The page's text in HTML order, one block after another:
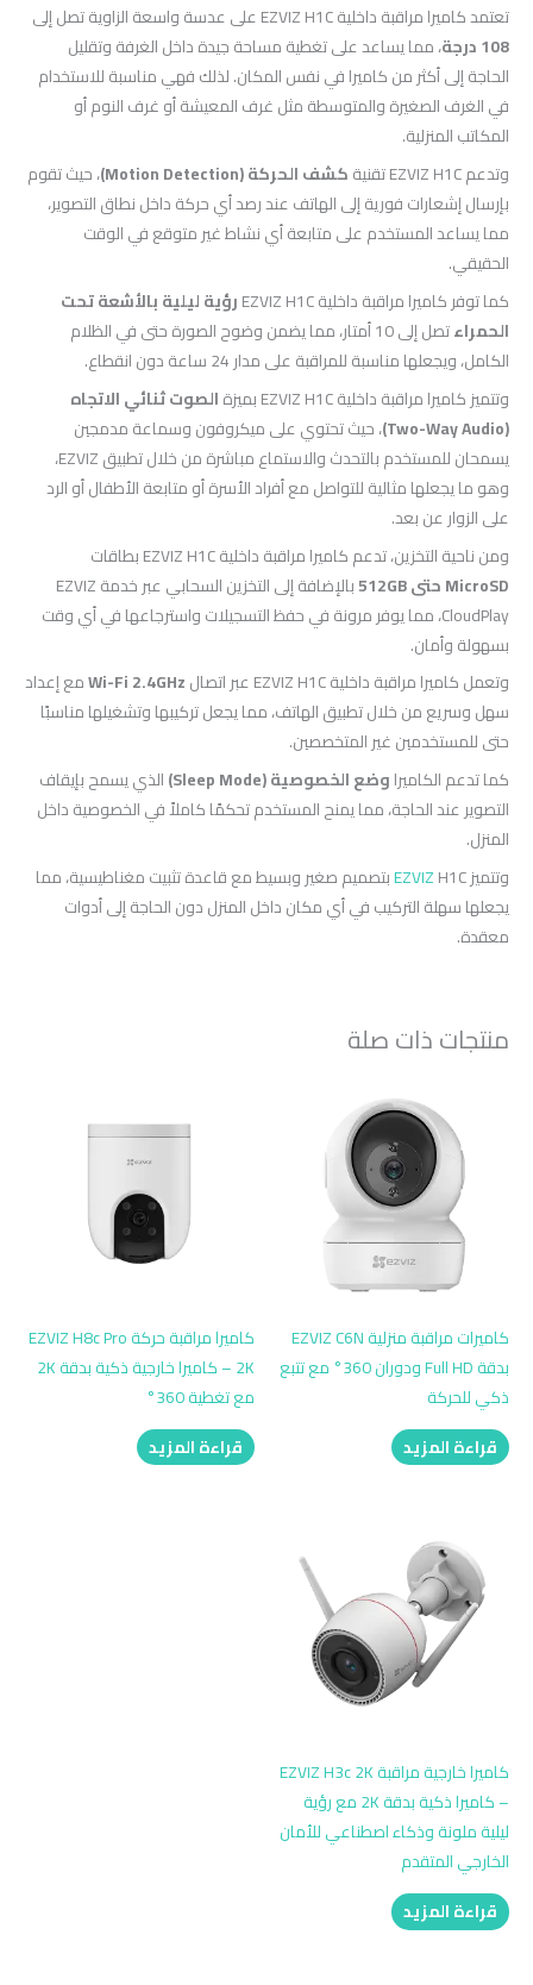
تعتمد كاميرا مراقبة داخلية EZVIZ H1C على عدسة واسعة الزاوية تصل إلى
108 درجة
، مما يساعد على تغطية مساحة جيدة داخل الغرفة وتقليل
الحاجة إلى أكثر من كاميرا في نفس المكان. لذلك فهي مناسبة للاستخدام
في الغرف الصغيرة والمتوسطة مثل غرف المعيشة أو غرف النوم أو
المكاتب المنزلية.
وتدعم EZVIZ H1C تقنية
كشف الحركة (Motion Detection)
، حيث تقوم
بإرسال إشعارات فورية إلى الهاتف عند رصد أي حركة داخل نطاق التصوير،
مما يساعد المستخدم على متابعة أي نشاط غير متوقع في الوقت
الحقيقي.
كما توفر كاميرا مراقبة داخلية EZVIZ H1C
رؤية ليلية بالأشعة تحت
الحمراء
تصل إلى 10 أمتار، مما يضمن وضوح الصورة حتى في الظلام
الكامل، ويجعلها مناسبة للمراقبة على مدار 24 ساعة دون انقطاع.
وتتميز كاميرا مراقبة داخلية EZVIZ H1C بميزة
الصوت ثنائي الاتجاه
(Two-Way Audio)
، حيث تحتوي على ميكروفون وسماعة مدمجين
يسمحان للمستخدم بالتحدث والاستماع مباشرة من خلال تطبيق EZVIZ،
وهو ما يجعلها مثالية للتواصل مع أفراد الأسرة أو متابعة الأطفال أو الرد
على الزوار عن بعد.
ومن ناحية التخزين، تدعم كاميرا مراقبة داخلية EZVIZ H1C بطاقات
MicroSD حتى 512GB
بالإضافة إلى التخزين السحابي عبر خدمة EZVIZ
CloudPlay، مما يوفر مرونة في حفظ التسجيلات واسترجاعها في أي وقت
بسهولة وأمان.
وتعمل كاميرا مراقبة داخلية EZVIZ H1C عبر اتصال
Wi-Fi 2.4GHzمع إعداد
سهل وسريع من خلال تطبيق الهاتف، مما يجعل تركيبها وتشغيلها مناسبًا
حتى للمستخدمين غير المتخصصين.
كما تدعم الكاميراوضع الخصوصية (Sleep Mode)
الذي يسمح بإيقاف
التصوير عند الحاجة، مما يمنح المستخدم تحكمًا كاملاً في الخصوصية داخل
المنزل.
وتتميز
EZVIZH1C بتصميم صغير وبسيط مع قاعدة تثبيت مغناطيسية، مما
يجعلها سهلة التركيب في أي مكان داخل المنزل دون الحاجة إلى أدوات
معقدة.
منتجات ذات صلة
كاميرات مراقبة منزلية EZVIZ C6N
بدقة Full HD ودوران 360° مع تتبع
ذكي للحركة
قراءة المزيد
كاميرا مراقبة حركة EZVIZ H8c Pro
2K – كاميرا خارجية ذكية بدقة 2K
مع تغطية 360°
قراءة المزيد
كاميرا خارجية مراقبة EZVIZ H3c 2K
– كاميرا ذكية بدقة 2K مع رؤية
ليلية ملونة وذكاء اصطناعي للأمان
الخارجي المتقدم
قراءة المزيد